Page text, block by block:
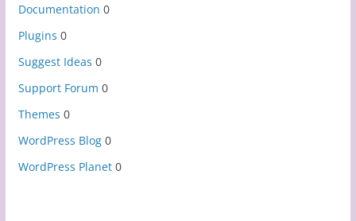
Documentation 0
Plugins 0
Suggest Ideas 0
Support Forum 0
Themes 0
WordPress Blog0
WordPress Planet0